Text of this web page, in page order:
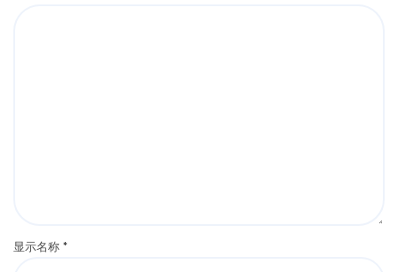
显示名称 *